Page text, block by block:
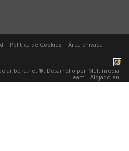
Política de Cookies Área privada
®. Desarrollo por Multimedia
Team - Alojado en